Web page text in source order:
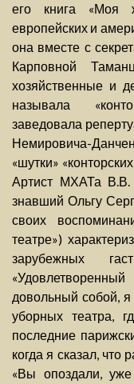
его книга «Моя
европейских и
она вместе с
Карповной
хозяйственные и
называла
заведовала
Немировича-
«шутки»
Артист МХАТа
знавший Ольгу
своих
театре»)
зарубежных
довольный собой,
уборных театра,
последние
когда я сказал, что
«Вы опоздали,